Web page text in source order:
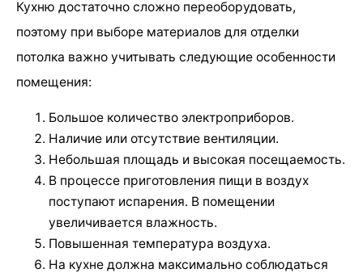
Кухню достаточно сложно переоборудовать,
поэтому при выборе материалов для отделки
потолка важно учитывать следующие особенности
помещения:
Большое количество электроприборов.
Наличие или отсутствие вентиляции.
Небольшая площадь и высокая посещаемость.
В процессе приготовления пищи в воздух
поступают испарения. В помещении
увеличивается влажность.
Повышенная температура воздуха.
На кухне должна максимально соблюдаться